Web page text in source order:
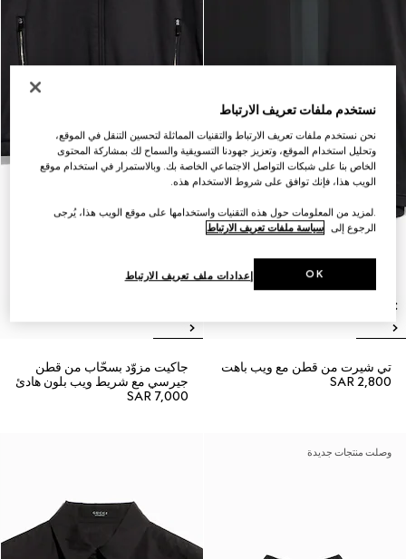
تي شيرت من قطن مع ويب باهت
SAR 2,800
جاكيت مزوّد بسحّاب من قطن
جيرسي مع شريط ويب بلون هادئ
SAR 7,000
وصلت منتجات جديدة
نستخدم ملفات تعريف الارتباط
نحن نستخدم ملفات تعريف الارتباط والتقنيات المماثلة لتحسين التنقل في الموقع،
وتحليل استخدام الموقع، وتعزيز جهودنا التسويقية والسماح لك بمشاركة المحتوى
الخاص بنا على شبكات التواصل الاجتماعي الخاصة بك. وبالاستمرار في استخدام موقع
الويب هذا، فإنك توافق على شروط الاستخدام هذه.
.لمزيد من المعلومات حول هذه التقنيات واستخدامها على موقع الويب هذا، يُرجى
الرجوع إلى سياسة ملفات تعريف الارتباط
إعدادات ملف تعريف الارتباط OK